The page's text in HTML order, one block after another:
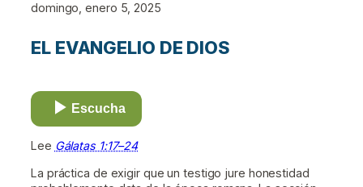
domingo, enero 5, 2025
EL EVANGELIO DE DIOS
Escucha
Lee Gálatas 1:17–24
La práctica de exigir que un testigo jure honestidad